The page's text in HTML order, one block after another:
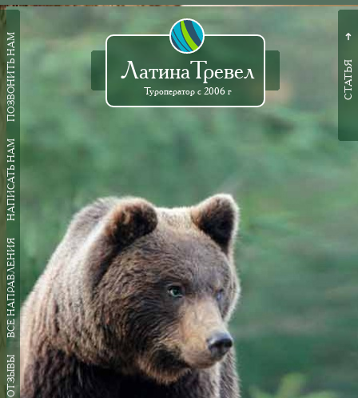
ЛатинаТревел
Туроператор с 2006 г
ПОЗВОНИТЬ НАМ
НАПИСАТЬ НАМ
ВСЕ НАПРАВЛЕНИЯ
ОТЗЫВЫ
➜
СТАТЬЯ